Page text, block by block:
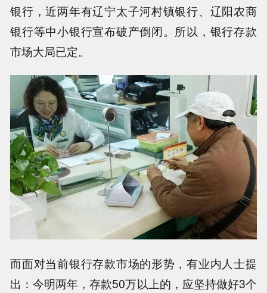
银行，近两年有辽宁太子河村镇银行、辽阳农商
银行等中小银行宣布破产倒闭。所以，银行存款
市场大局已定。
而面对当前银行存款市场的形势，有业内人士提
出：今明两年，存款50万以上的，应坚持做好3个